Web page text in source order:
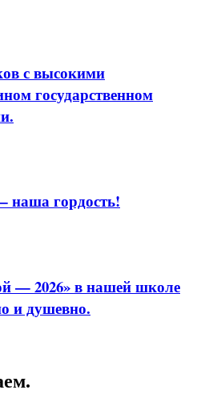
с высокими
государственном
гордость!
— 2026» в нашей школе
и душевно.